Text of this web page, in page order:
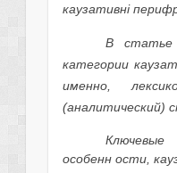
каузативні
В статье
категории
именно,
(аналитический)
Ключевые
особенн ости,